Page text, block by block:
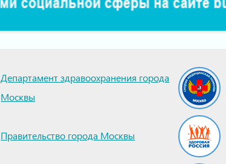
Департамент здравоохранения города
Москвы
Правительство города Москвы